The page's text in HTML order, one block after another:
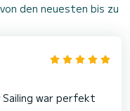
den neuesten bis zu